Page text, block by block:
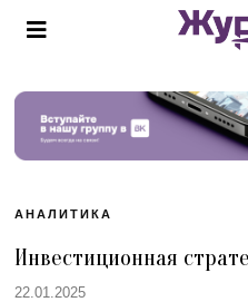
АНАЛИТИКА
Инвестиционная
22.01.2025